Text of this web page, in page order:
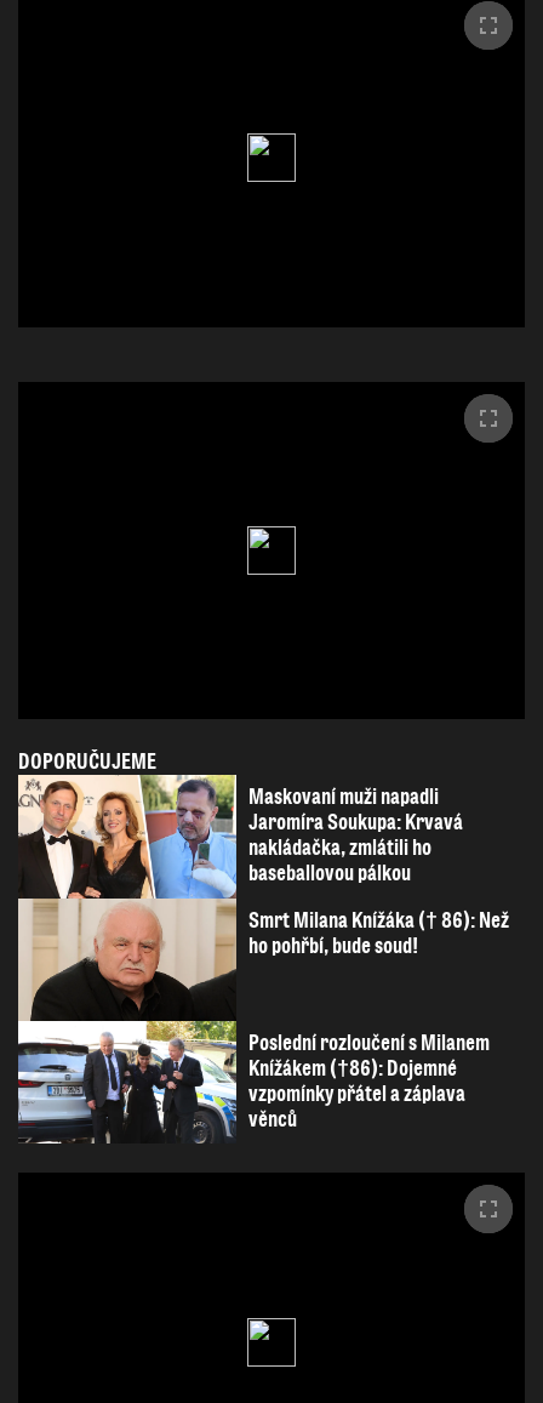
DOPORUČUJEME
Maskovaní muži napadli
Jaromíra Soukupa: Krvavá
nakládačka, zmlátili ho
baseballovou pálkou
Smrt Milana Knížáka († 86): Než
ho pohřbí, bude soud!
Poslední rozloučení s Milanem
Knížákem (†86): Dojemné
vzpomínky přátel a záplava
věnců